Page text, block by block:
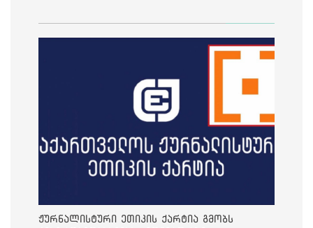
ჟურნალისტური ეთიკის ქარტია გმობს